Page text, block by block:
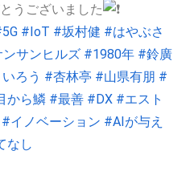
うございました
#IoT #坂村健 #はやぶさ
サンヒルズ #1980年 #鈴廣
ろう #杏林亭 #山県有朋 #
から鱗 #最善 #DX #エスト
#イノベーション #AIが与え
なし